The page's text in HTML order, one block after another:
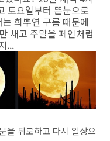
토요일부터 뜬눈으로
희뿌연 구름 때문에
새고 주말을 페인처럼
...
을 뒤로하고 다시 일상으